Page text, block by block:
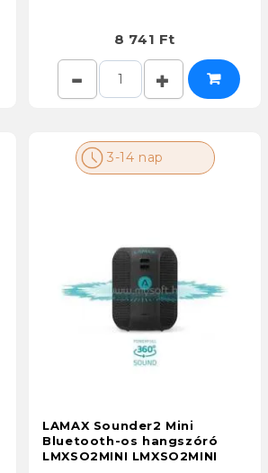
8 741 Ft
3-14 nap
LAMAX Sounder2 Mini
Bluetooth-os hangszóró
LMXSO2MINI LMXSO2MINI